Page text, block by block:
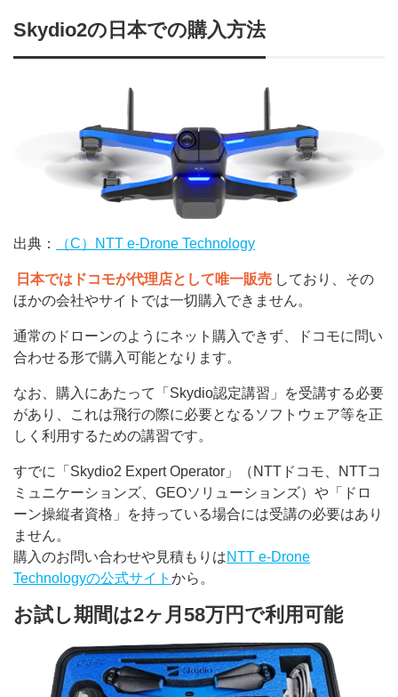
Skydio2の日本での購入方法
出典： （C）NTT e-Drone Technology
日本ではドコモが代理店として唯一販売 しており、その
ほかの会社やサイトでは一切購入できません。
通常のドローンのようにネット購入できず、ドコモに問い
合わせる形で購入可能となります。
なお、購入にあたって「Skydio認定講習」を受講する必要
があり、これは飛行の際に必要となるソフトウェア等を正
しく利用するための講習です。
すでに「Skydio2 Expert Operator」（NTTドコモ、NTTコ
ミュニケーションズ、GEOソリューションズ）や「ドロ
ーン操縦者資格」を持っている場合には受講の必要はあり
ません。
購入のお問い合わせや見積もりはNTT e-Drone
Technologyの公式サイト から。
お試し期間は2ヶ月58万円で利用可能